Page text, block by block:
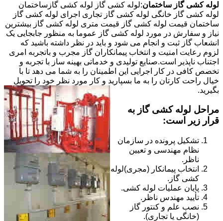
لوله کشی گاز ساختمان:لوله کشی گاز لوله کشی گازساختمان
لوله کشی گاز خانگی لوله کشی گاز تجاری اجرای لوله کشی گاز
ساختمان قیمت لوله کشی گاز قیمت متری لوله کشی گاز بیشترین
نیاز و سفارش در مورد لوله کشی گاز عموما به منظور جابجایی یک
انشعاب گاز ثبت و انجام می شود و باید در نظر داشته باشید که
لزوم رعایت امنیت و انتخاب پیمانکاران گاز مجرب و باتجربه امری
اجتناب ناپذیر است.صنایع تولیدی و خدماتی بهینه ساز با تجربه و
تخصص کافی در کار اجرایی این اطمینان را به شما می دهد تا با
خیال راحت کارتان را به ما بسپارید و کار مورد نظر خود را تحویل
بگیرید.
مراحل لوله کشی گاز به
قرار زیر است:
تشکیل پرونده در سازمان
نظام مهندسی و تعیین
ناظر.
انتخاب پیمانکار (مجری)لوله
کشی گاز.
پایان عملیات لوله کشی.
تأیید مهندس ناظر.
نصب علم و کنتور گاز
(خانگی یا تجاری).